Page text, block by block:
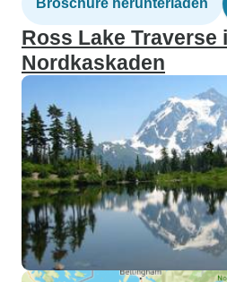
Broschüre herunterladen
Ross Lake Traverse
Nordkaskaden